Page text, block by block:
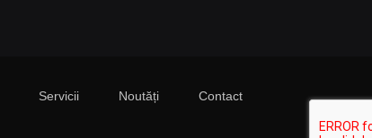
Servicii Noutăți Contact